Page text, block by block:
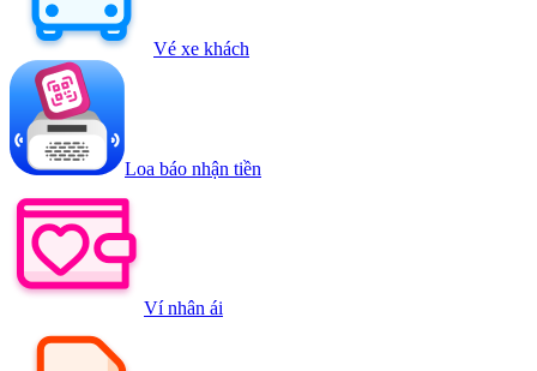
Vé xe khách
Loa báo nhận tiền
Ví nhân ái